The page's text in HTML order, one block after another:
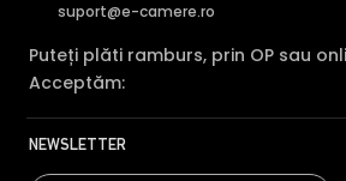
suport@e-camere.ro
Puteți plăti ramburs, prin OP sau
Acceptăm:
NEWSLETTER